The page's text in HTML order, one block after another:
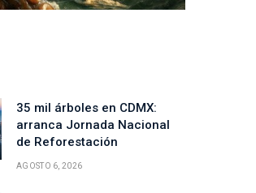
35 mil árboles en CDMX:
arranca Jornada Nacional
de Reforestación
AGOSTO 6, 2026